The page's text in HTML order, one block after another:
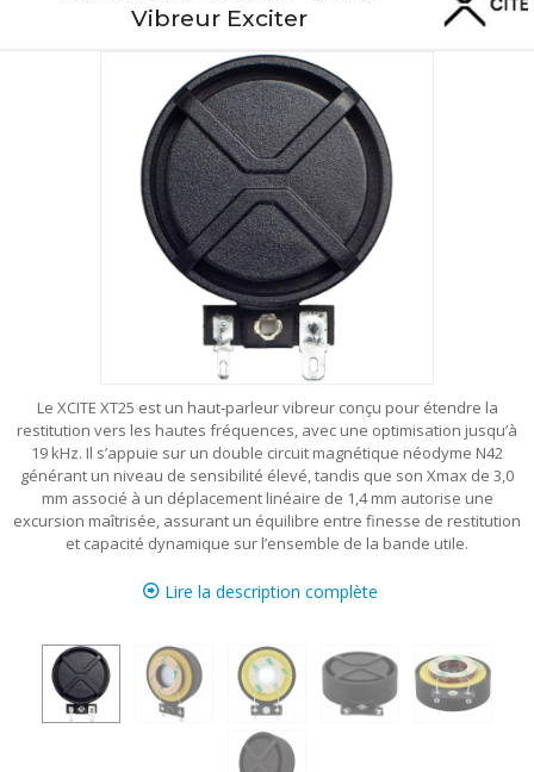
Vibreur Exciter
Le XCITE XT25 est un haut‑parleur vibreur conçu pour étendre la
restitution vers les hautes fréquences, avec une optimisation jusqu’à
19 kHz. Il s’appuie sur un double circuit magnétique néodyme N42
générant un niveau de sensibilité élevé, tandis que son Xmax de 3,0
mm associé à un déplacement linéaire de 1,4 mm autorise une
excursion maîtrisée, assurant un équilibre entre finesse de restitution
et capacité dynamique sur l’ensemble de la bande utile.
Lire la description complète